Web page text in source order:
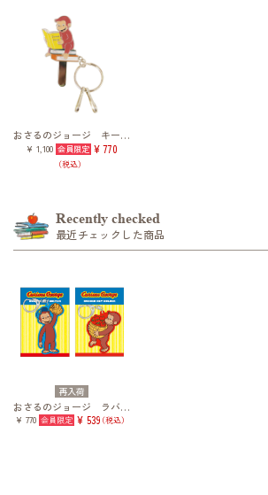
おさるのジョージ キークリップ
¥ 1,100 ¥ 770
（税込）
Recently checked
最近チェックした商品
再入荷
おさるのジョージ ラバーキーホルダー
¥ 770 ¥ 539（税込）